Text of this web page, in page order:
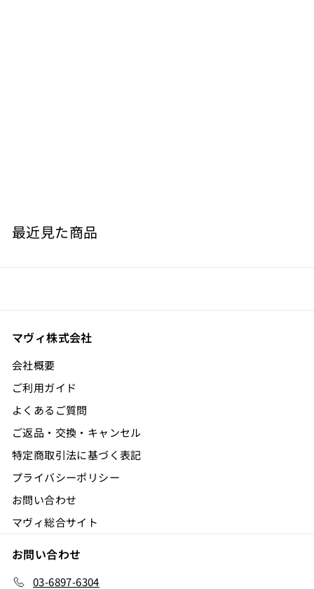
7
0
最近見た商品
マヴィ株式会社
会社概要
ご利用ガイド
よくあるご質問
ご返品・交換・キャンセル
特定商取引法に基づく表記
プライバシーポリシー
お問い合わせ
マヴィ総合サイト
お問い合わせ
03-6897-6304